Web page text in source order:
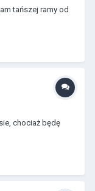
tańszej ramy od
chociaż będę